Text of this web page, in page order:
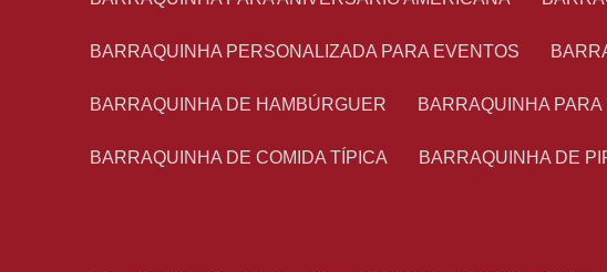
BARRAQUINHA PERSONALIZADA PARA EVENTOS
BARRAQUINHA DE HAMBÚRGUER BARRAQUINHA
BARRAQUINHA DE COMIDA TÍPICA BARRAQUINHA DE